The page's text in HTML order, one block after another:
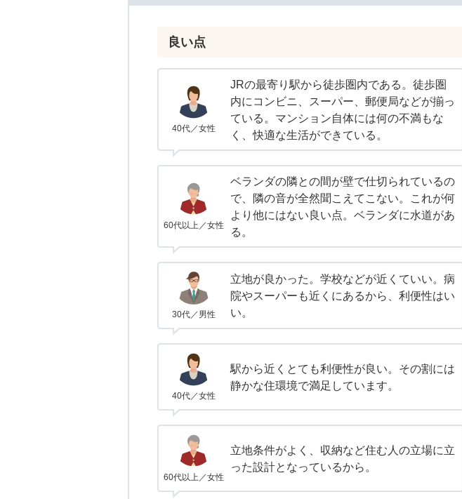
良い点
40代／女性
JRの最寄り駅から徒歩圏内である。徒歩圏
内にコンビニ、スーパー、郵便局などが揃っ
ている。マンション自体には何の不満もな
く、快適な生活ができている。
60代以上／女性
ベランダの隣との間が壁で仕切られているの
で、隣の音が全然聞こえてこない。これが何
より他にはない良い点。ベランダに水道があ
る。
30代／男性
立地が良かった。学校などが近くていい。病
院やスーパーも近くにあるから、利便性はい
い。
40代／女性
駅から近くとても利便性が良い。その割には
静かな住環境で満足しています。
60代以上／女性
立地条件がよく、収納など住む人の立場に立
った設計となっているから。